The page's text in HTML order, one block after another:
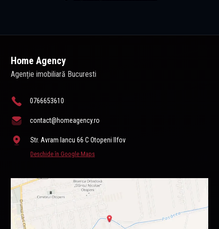
Home Agency
Agenție imobiliară Bucuresti
0766653610
contact@homeagency.ro
Str. Avram Iancu 66 C Otopeni Ilfov
Deschide în Google Maps